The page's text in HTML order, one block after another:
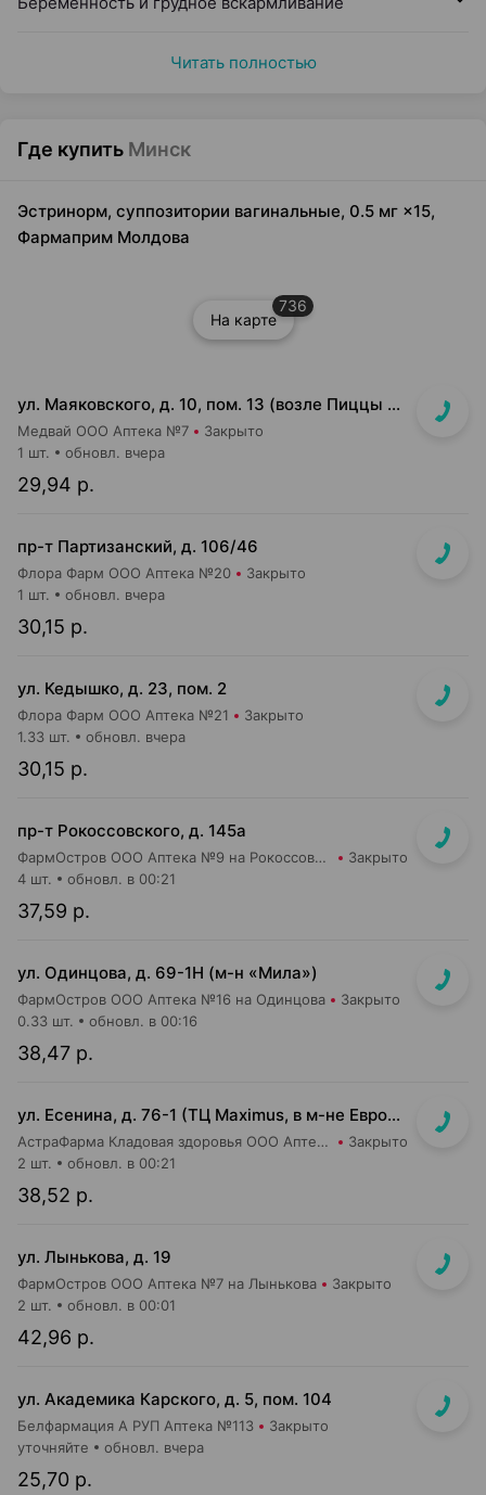
Читать полностью
Где купить Минск
Эстринорм, суппозитории вагинальные, 0.5 мг ×15,
Фармаприм Молдова
На карте
736
ул. Маяковского, д. 10, пом. 13 (возле Пиццы Мании)
Медвай ООО Аптека №7 Закрыто
29,94 р.
1 шт. обновл. вчера
пр-т Партизанский, д. 106/46
Флора Фарм ООО Аптека №20 Закрыто
30,15 р.
1 шт. обновл. вчера
ул. Кедышко, д. 23, пом. 2
Флора Фарм ООО Аптека №21 Закрыто
30,15 р.
1.33 шт. обновл. вчера
пр-т Рокоссовского, д. 145а
ФармОстров ООО Аптека №9 на Рокоссовского Закрыто
37,59 р.
4 шт. обновл. в 00:21
ул. Одинцова, д. 69-1Н (м-н «Мила»)
ФармОстров ООО Аптека №16 на Одинцова Закрыто
38,47 р.
0.33 шт. обновл. в 00:16
ул. Есенина, д. 76-1 (ТЦ Maximus, в м-не Евроопт Super)
АстраФарма Кладовая здоровья ООО Аптека №9 Закрыто
38,52 р.
2 шт. обновл. в 00:21
ул. Лынькова, д. 19
ФармОстров ООО Аптека №7 на Лынькова Закрыто
42,96 р.
2 шт. обновл. в 00:01
ул. Академика Карского, д. 5, пом. 104
Белфармация А РУП Аптека №113 Закрыто
25,70 р.
уточняйте обновл. вчера